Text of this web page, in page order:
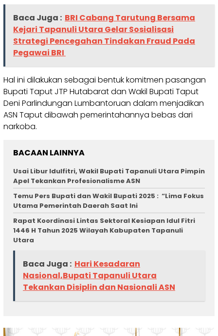
Baca Juga : BRI Cabang Tarutung Bersama
Kejari Tapanuli Utara Gelar Sosialisasi
Strategi Pencegahan Tindakan Fraud Pada
Pegawai BRI
Hal ini dilakukan sebagai bentuk komitmen pasangan
Bupati Taput JTP Hutabarat dan Wakil Bupati Taput
Deni Parlindungan Lumbantoruan dalam menjadikan
ASN Taput dibawah pemerintahannya bebas dari
narkoba.
BACAAN LAINNYA
Usai Libur Idulfitri, Wakil Bupati Tapanuli Utara Pimpin
Apel Tekankan Profesionalisme ASN
Temu Pers Bupati dan Wakil Bupati 2025 : “Lima Fokus
Utama Pemerintah Daerah Saat Ini
Rapat Koordinasi Lintas Sektoral Kesiapan Idul Fitri
1446 H Tahun 2025 Wilayah Kabupaten Tapanuli
Utara
Baca Juga : Hari Kesadaran
Nasional,Bupati Tapanuli Utara
Tekankan Disiplin dan Nasionali ASN